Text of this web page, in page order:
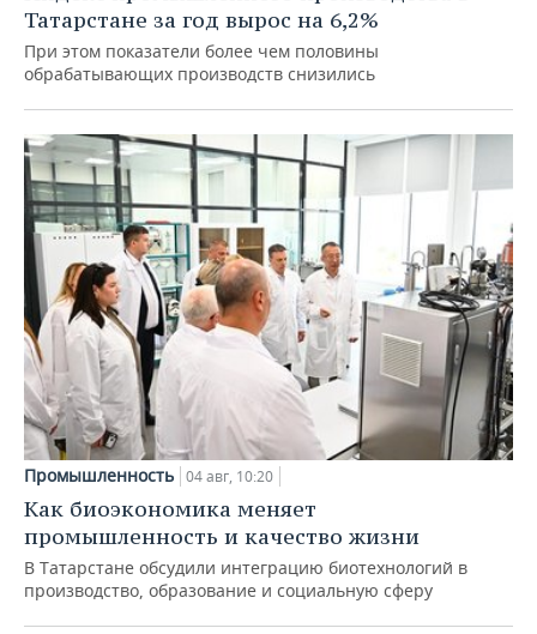
Татарстане за год вырос на 6,2%
При этом показатели более чем половины
обрабатывающих производств снизились
Промышленность 04 авг, 10:20
Как биоэкономика меняет
промышленность и качество жизни
В Татарстане обсудили интеграцию биотехнологий в
производство, образование и социальную сферу